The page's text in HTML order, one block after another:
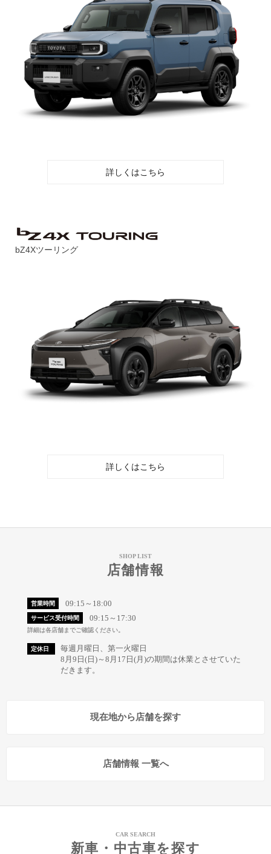
詳しくはこちら
bZ4Xツーリング
詳しくはこちら
SHOP LIST
店舗情報
営業時間 09:15～18:00
サービス受付時間 09:15～17:30
詳細は各店舗までご確認ください。
定休日
毎週月曜日、第一火曜日
8月9日(日)～8月17日(月)の期間は休業とさせていた
だきます。
現在地から店舗を探す
店舗情報 一覧へ
CAR SEARCH
新車・中古車を探す